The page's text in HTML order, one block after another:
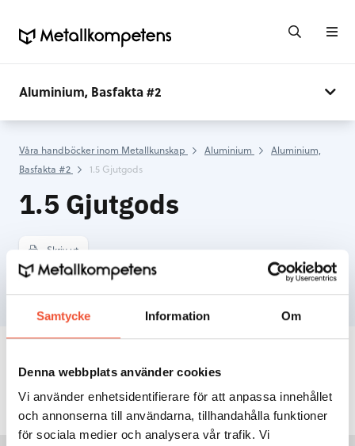
Samtycke Information Om
Denna webbplats använder cookies
Vi använder enhetsidentifierare för att anpassa innehållet
och annonserna till användarna, tillhandahålla funktioner
för sociala medier och analysera vår trafik. Vi
Aluminium, Basfakta #2
Våra handböcker inom Metallkunskap Aluminium
Aluminium,
Basfakta #2
1.5 Gjutgods
1.5 Gjutgods
Skriv ut
INNEHÅLLSFÖRTECKNING